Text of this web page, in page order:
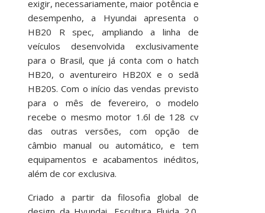
exigir, necessariamente, maior potência e
desempenho, a Hyundai apresenta o
HB20 R spec, ampliando a linha de
veículos desenvolvida exclusivamente
para o Brasil, que já conta com o hatch
HB20, o aventureiro HB20X e o sedã
HB20S. Com o início das vendas previsto
para o mês de fevereiro, o modelo
recebe o mesmo motor 1.6l de 128 cv
das outras versões, com opção de
câmbio manual ou automático, e tem
equipamentos e acabamentos inéditos,
além de cor exclusiva.
Criado a partir da filosofia global de